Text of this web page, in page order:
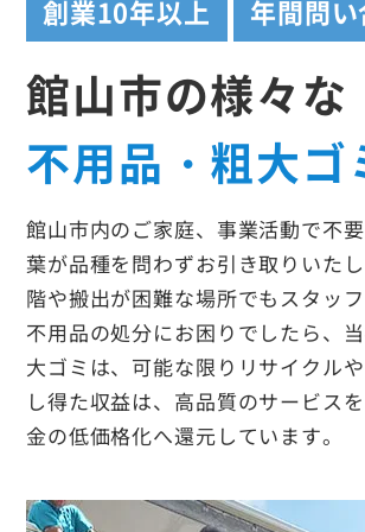
創業10年以上 年間問
館山市の様々な
不用品・粗大
館山市内のご家庭、事業活動で不
葉が品種を問わずお引き取りいた
階や搬出が困難な場所でもスタッ
不用品の処分にお困りでしたら、
大ゴミは、可能な限りリサイクル
し得た収益は、高品質のサービス
金の低価格化へ還元しています。